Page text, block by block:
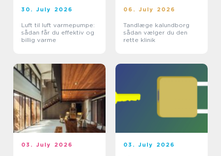
30. July 2026
Luft til luft varmepumpe:
sådan får du effektiv og
billig varme
06. July 2026
Tandlæge kalundborg
sådan vælger du den
rette klinik
03. July 2026 03. July 2026